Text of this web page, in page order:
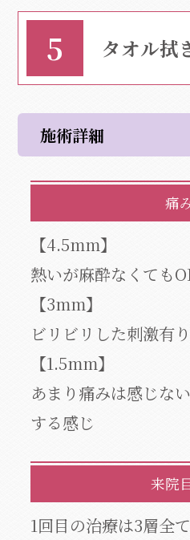
タオル拭
施術詳細
痛
【4.5mm】
熱いが麻酔なくても
【3mm】
ビリビリした刺激有り
【1.5mm】
あまり痛みは感じな
する感じ
来院
1回目の治療は3層全